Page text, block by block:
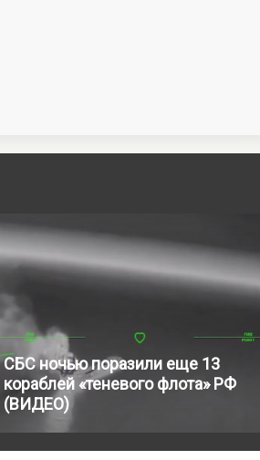
СБС ночью поразили еще 13
кораблей «теневого флота» РФ
(ВИДЕО)